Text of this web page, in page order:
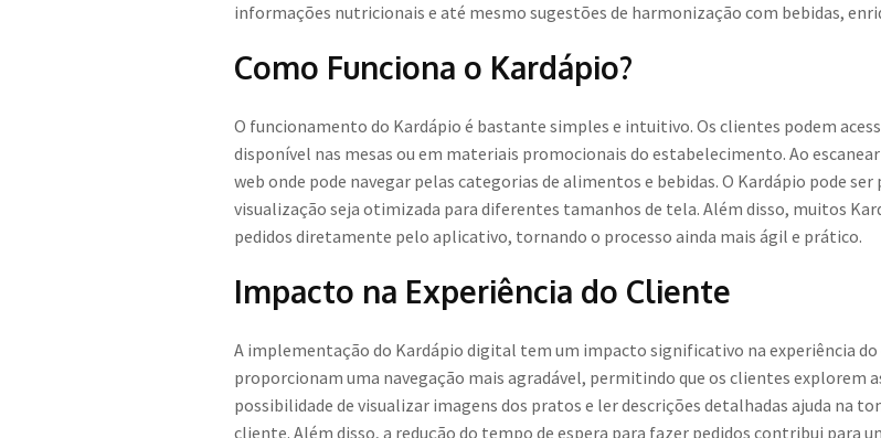
informações nutricionais e até mesmo sugestões de harmonização com bebidas,
Como Funciona o Kardápio?
O funcionamento do Kardápio é bastante simples e intuitivo. Os clientes podem
disponível nas mesas ou em materiais promocionais do estabelecimento. Ao
web onde pode navegar pelas categorias de alimentos e bebidas. O Kardápio pode
visualização seja otimizada para diferentes tamanhos de tela. Além disso, muitos
pedidos diretamente pelo aplicativo, tornando o processo ainda mais ágil e prático.
Impacto na Experiência do Cliente
A implementação do Kardápio digital tem um impacto significativo na experiência do
proporcionam uma navegação mais agradável, permitindo que os clientes explorem
possibilidade de visualizar imagens dos pratos e ler descrições detalhadas ajuda na
cliente. Além disso, a redução do tempo de espera para fazer pedidos contribui para